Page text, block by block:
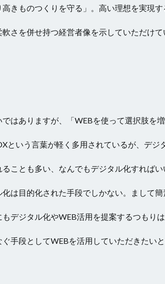
きものつくりを守る」。高い理想を実現す
さを併せ持つ経営者像を示していただけて
はありますが、「WEBを使って選択肢を
という言葉が軽く多用されているが、デジ
ことも多い、なんでもデジタル化すればい
は目的化された手段でしかない。まして簡
デジタル化やWEB活用を提案するつもり
手段としてWEBを活用していただきたい